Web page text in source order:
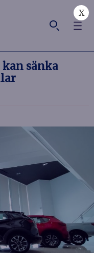
X
sänka